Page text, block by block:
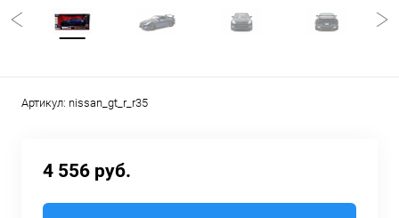
Артикул: nissan_gt_r_r35
4 556 руб.